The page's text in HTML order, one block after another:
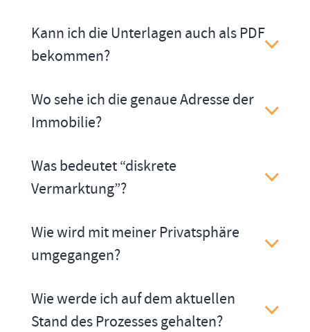
Kann ich die Unterlagen auch als PDF
bekommen?
Wo sehe ich die genaue Adresse der
Immobilie?
Was bedeutet “diskrete
Vermarktung”?
Wie wird mit meiner Privatsphäre
umgegangen?
Wie werde ich auf dem aktuellen
Stand des Prozesses gehalten?